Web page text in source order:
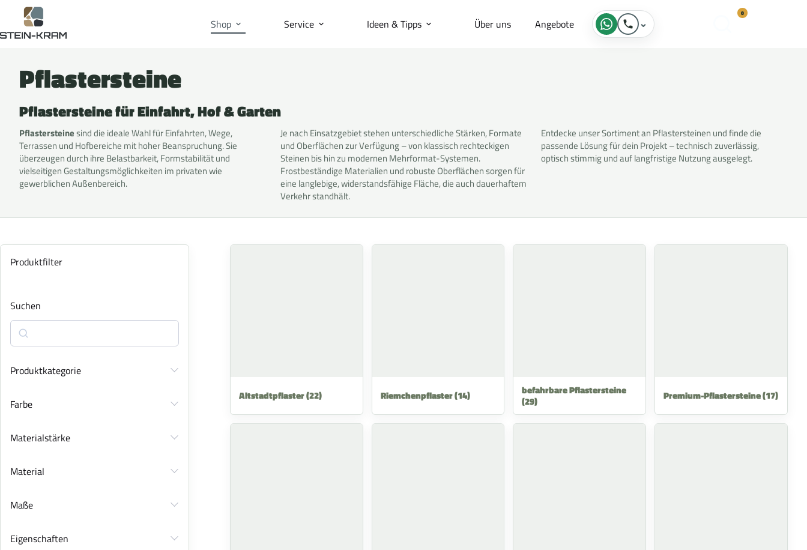
Shop Service Ideen & Tipps Über uns Angebote
K
o
⌄
0
Pflastersteine
Pflastersteine für Einfahrt, Hof & Garten
Pflastersteinesind die ideale Wahl für Einfahrten, Wege,
Terrassen und Hofbereiche mit hoher Beanspruchung. Sie
überzeugen durch ihre Belastbarkeit, Formstabilität und
vielseitigen Gestaltungsmöglichkeiten im privaten wie
gewerblichen Außenbereich.
Je nach Einsatzgebiet stehen unterschiedliche Stärken, Formate
und Oberflächen zur Verfügung – von klassisch rechteckigen
Steinen bis hin zu modernen Mehrformat-Systemen.
Frostbeständige Materialien und robuste Oberflächen sorgen für
eine langlebige, widerstandsfähige Fläche, die auch dauerhaftem
Verkehr standhält.
Entdecke unser Sortiment an Pflastersteinen und finde die
passende Lösung für dein Projekt – technisch zuverlässig,
optisch stimmig und auf langfristige Nutzung ausgelegt.
Altstadtpflaster(22) Riemchenpflaster(14)
befahrbare Pflastersteine
(29)
Premium-Pflastersteine(17)
Produktfilter
Suchen
Produktkategorie
Farbe
Materialstärke
Material
Maße
Eigenschaften